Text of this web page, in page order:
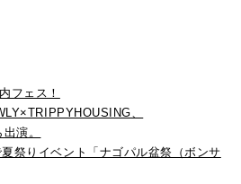
フェス！
、
演。
祭りイベント「ナゴパル盆祭（ボンサ